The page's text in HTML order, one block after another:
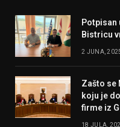
Potpisan
Bistricu
2 JUNA,
Zašto se
koju je
firme iz
18 JULA,